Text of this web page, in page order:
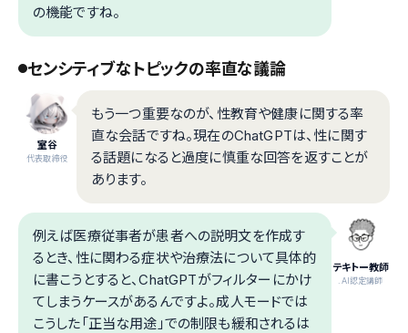
の機能ですね。
センシティブなトピックの率直な議論
室谷
代表取締役
もう一つ重要なのが、性教育や健康に関する率
直な会話ですね。現在のChatGPTは、性に関す
る話題になると過度に慎重な回答を返すことが
あります。
テキトー教師
.AI認定講師
例えば医療従事者が患者への説明文を作成す
るとき、性に関わる症状や治療法について具体的
に書こうとすると、ChatGPTがフィルターにかけ
てしまうケースがあるんですよ。成人モードでは
こうした「正当な用途」での制限も緩和されるは